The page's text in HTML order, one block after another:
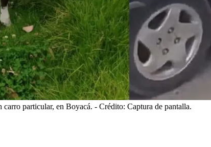
carro particular, en Boyacá. - Crédito: Captura de pantalla.